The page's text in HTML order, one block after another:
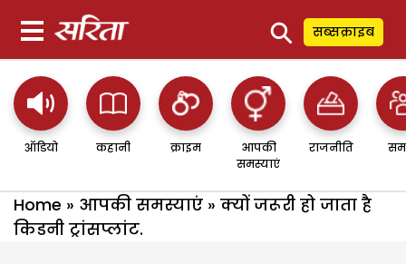
⚲ सब्सक्राइब
ऑडियो कहानी क्राइम
आपकी
समस्याएं
राजनीति
Home » आपकी समस्याएं » क्यों जरूरी हो जाता है
किडनी ट्रांसप्लांट.